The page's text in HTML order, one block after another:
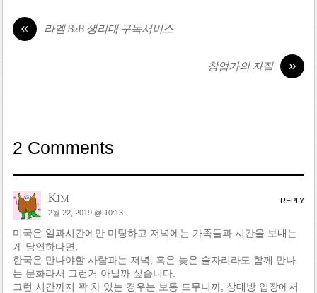
« 라엘 B2B 생리대 구독서비스
»
창업가의 자질
2 Comments
Kim
2월 22, 2019 @ 10:13
미국은 일과시간에만 미팅하고 저녁에는 가족들과 시간을 보내는
게 당연하다면,
한국은 만나야할 사람과는 저녁, 혹은 늦은 술자리라도 함께 만나
는 문화라서 그런거 아닐까 싶습니다.
그런 시간까지 꽉 차 있는 경우는 보통 드무니까, 상대방 입장에서
REPLY